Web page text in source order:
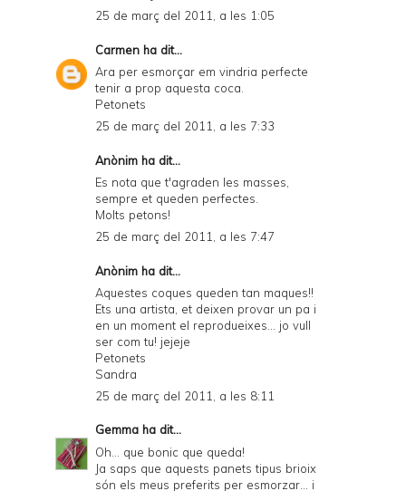
25 de març del 2011, a les 1:05
Carmen ha dit...
Ara per esmorçar em vindria perfecte
tenir a prop aquesta coca.
Petonets
25 de març del 2011, a les 7:33
Anònim ha dit...
Es nota que t'agraden les masses,
sempre et queden perfectes.
Molts petons!
25 de març del 2011, a les 7:47
Anònim ha dit...
Aquestes coques queden tan maques!!
Ets una artista, et deixen provar un pa i
en un moment el reprodueixes... jo vull
ser com tu! jejeje
Petonets
Sandra
25 de març del 2011, a les 8:11
Gemma ha dit...
Oh... que bonic que queda!
Ja saps que aquests panets tipus brioix
són els meus preferits per esmorzar... i